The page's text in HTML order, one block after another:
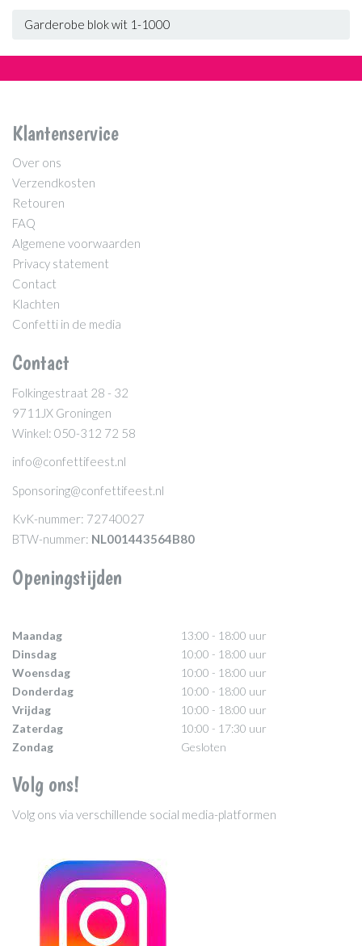
Garderobe blok wit 1-1000
Klantenservice
Over ons
Verzendkosten
Retouren
FAQ
Algemene voorwaarden
Privacy statement
Contact
Klachten
Confetti in de media
Contact
Folkingestraat 28 - 32
9711JX Groningen
Winkel: 050-312 72 58
info@confettifeest.nl
Sponsoring@confettifeest.nl
KvK-nummer: 72740027
BTW-nummer: NL001443564B80
Openingstijden
Maandag
13:00 - 18:00 uur
Dinsdag
10:00 - 18:00 uur
Woensdag
10:00 - 18:00 uur
Donderdag
10:00 - 18:00 uur
Vrijdag
10:00 - 18:00 uur
Zaterdag
10:00 - 17:30 uur
Zondag
Gesloten
Volg ons!
Volg ons via verschillende social media-platformen